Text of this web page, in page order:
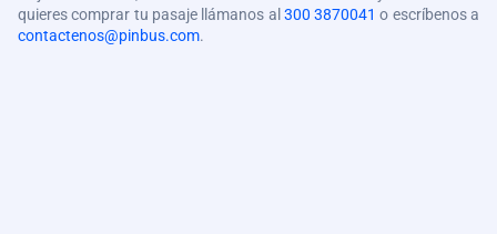
quieres comprar tu pasaje llámanos al 300 3870041 o escríbenos a
contactenos@pinbus.com.